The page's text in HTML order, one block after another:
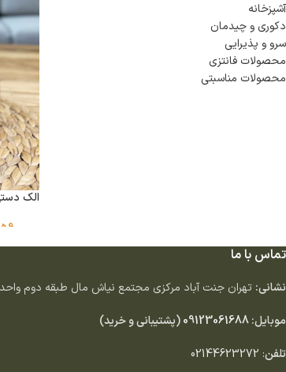
آشپزخانه
دكورى و چيدمان
سرو و پذيرايى
محصولات فانتزی
محصولات مناسبتی
الک
590,000
تماس با ما
نشانی: تهران جنت آباد مركزى مجتمع نياش مال طبقه دوم واحد ٢٠
موبایل:09123061688(پشتیبانی و خرید)
تلفن:
02144623272